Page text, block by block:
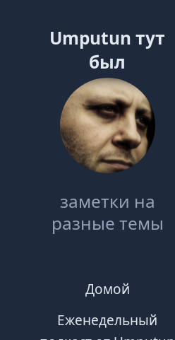
Umputun тут
был
заметки на
разные темы
Домой
Еженедельный